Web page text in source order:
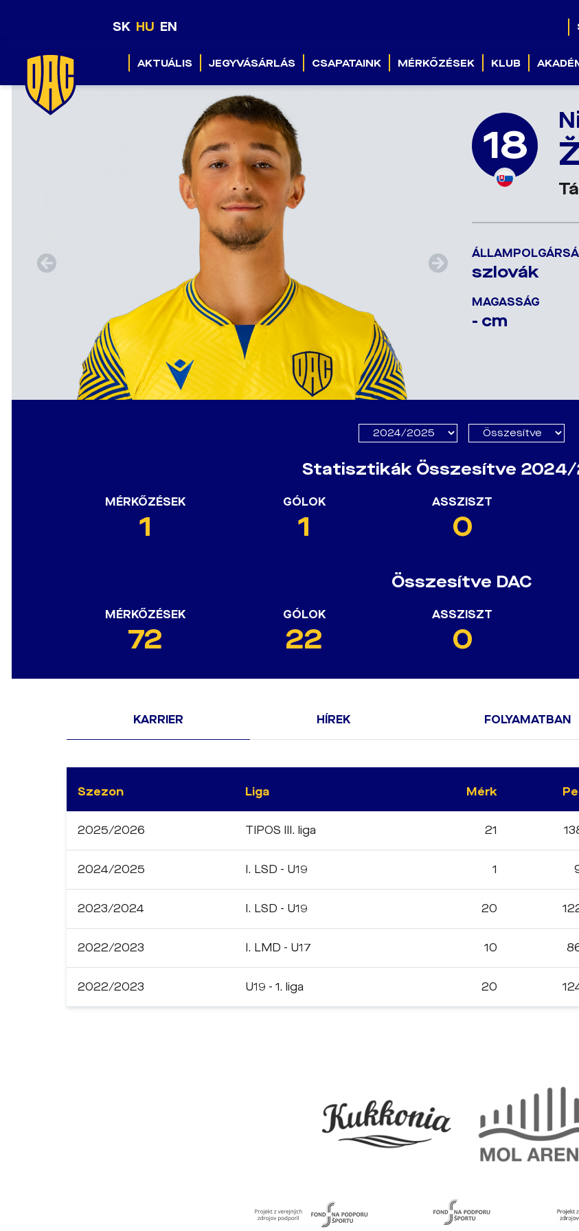
SK HU EN
AKTUÁLIS JEGYVÁSÁRLÁS CSAPATAINK MÉRKŐZÉSEK KLUB
18
szlovák
MAGASSÁG
- cm
Statisztikák Összesítve
MÉRKŐZÉSEK
1
GÓLOK
1
ASSZISZT
0
Összesítve DAC
MÉRKŐZÉSEK
72
GÓLOK
22
ASSZISZT
0
KARRIER HÍREK FOLYAMATBAN
Szezon Liga Mérk
2025/2026 TIPOS III. liga 21
2024/2025 I. LSD - U19 1
2023/2024 I. LSD - U19 20
2022/2023 I. LMD - U17 10
2022/2023 U19 - 1. liga 20